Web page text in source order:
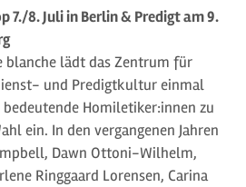
7./8. Juli in Berlin & Predigt am 9.
blanche lädt das Zentrum für
und Predigtkultur einmal
Homiletiker:innen zu
ein. In den vergangenen Jahren
Dawn Ottoni-Wilhelm,
Ringgaard Lorensen, Carina